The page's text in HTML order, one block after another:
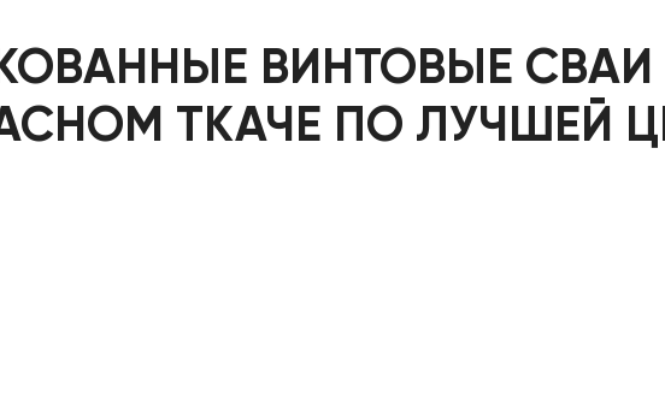
ВИНТОВЫЕ
ТКАЧЕ ПО ЛУЧШЕЙ